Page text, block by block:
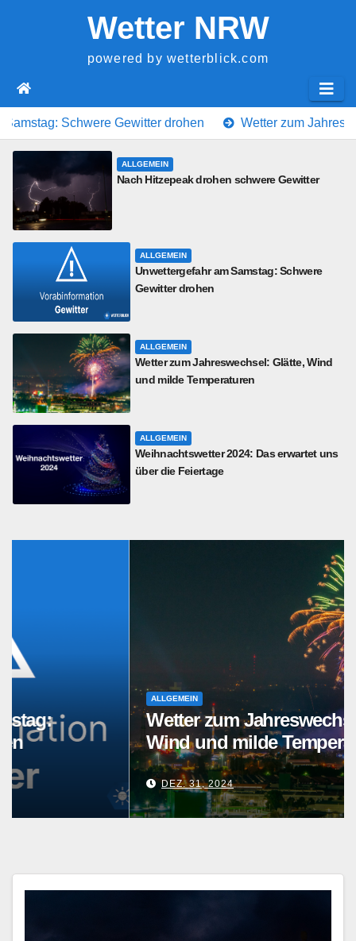
Wetter NRW
powered by wetterblick.com
Gewitter drohen Wetter zum Jahreswechsel: Glätte,
ALLGEMEIN
Nach Hitzepeak drohen schwere Gewitter
ALLGEMEIN
Unwettergefahr am Samstag: Schwere
Gewitter drohen
ALLGEMEIN
Wetter zum Jahreswechsel: Glätte, Wind
und milde Temperaturen
ALLGEMEIN
Weihnachtswetter 2024: Das erwartet uns
über die Feiertage
Wetter zum Jahreswechsel: Glätte,
Wind und milde Temperaturen